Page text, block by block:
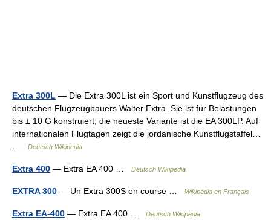
Extra 300L — Die Extra 300L ist ein Sport und Kunstflugzeug des
deutschen Flugzeugbauers Walter Extra. Sie ist für Belastungen
bis ± 10 G konstruiert; die neueste Variante ist die EA 300LP. Auf
internationalen Flugtagen zeigt die jordanische Kunstflugstaffel…
Deutsch Wikipedia
Extra 400 — Extra EA 400 … Deutsch Wikipedia
EXTRA 300 — Un Extra 300S en course … Wikipédia en Français
Extra EA-400 — Extra EA 400 … Deutsch Wikipedia